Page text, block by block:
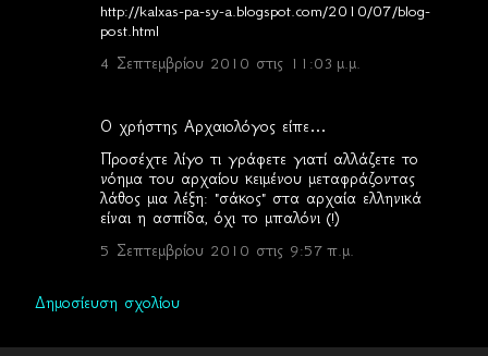
http://kalxas-pa-sy-a.blogspot.com/2010/07/blog-
post.html
4 Σεπτεμβρίου 2010 στις 11:03 μ.μ.
Ο χρήστης Αρχαιολόγος είπε…
Προσέχτε λίγο τι γράφετε γιατί αλλάζετε το
νόημα του αρχαίου κειμένου μεταφράζοντας
λάθος μια λέξη: "σάκος" στα αρχαία ελληνικά
είναι η ασπίδα, όχι το μπαλόνι (!)
5 Σεπτεμβρίου 2010 στις 9:57 π.μ.
Δημοσίευση σχολίου